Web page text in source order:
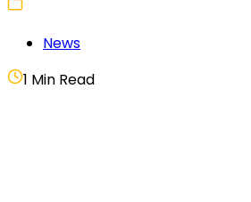
News
1 Min Read